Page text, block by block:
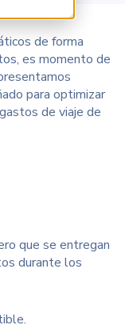
de forma
es momento de
para optimizar
de viaje de
que se entregan
durante los